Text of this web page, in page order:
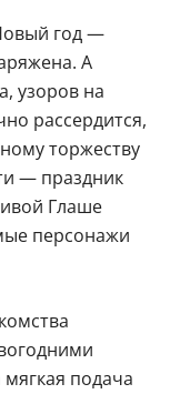
год —
А
узоров на
рассердится,
торжеству
— праздник
Глаше
персонажи
мягкая подача